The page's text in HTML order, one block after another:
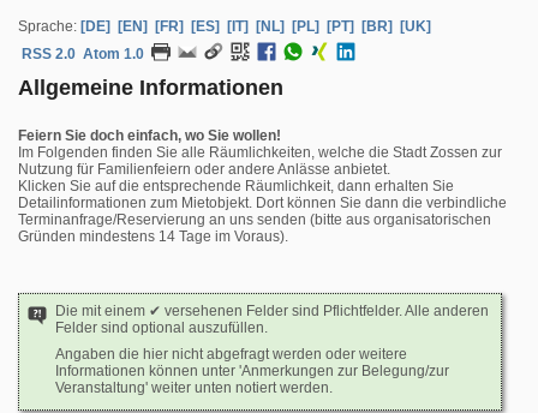
Sprache: [DE] [EN] [FR] [ES] [IT] [NL] [PL] [PT] [BR]
[UK]
RSS 2.0 Atom 1.0
Allgemeine Informationen
Feiern Sie doch einfach, wo Sie wollen!
Im Folgenden finden Sie alle Räumlichkeiten, welche die Stadt Zossen zur
Nutzung für Familienfeiern oder andere Anlässe anbietet.
Klicken Sie auf die entsprechende Räumlichkeit, dann erhalten Sie
Detailinformationen zum Mietobjekt. Dort können Sie dann die verbindliche
Terminanfrage/Reservierung an uns senden (bitte aus organisatorischen
Gründen mindestens 14 Tage im Voraus).
Die mit einem ✔ versehenen Felder sind Pflichtfelder. Alle anderen
Felder sind optional auszufüllen.
Angaben die hier nicht abgefragt werden oder weitere
Informationen können unter 'Anmerkungen zur Belegung/zur
Veranstaltung' weiter unten notiert werden.